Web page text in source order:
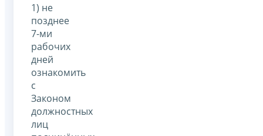
1) не
позднее
7-ми
рабочих
дней
ознакомить
с
Законом
должностных
лиц